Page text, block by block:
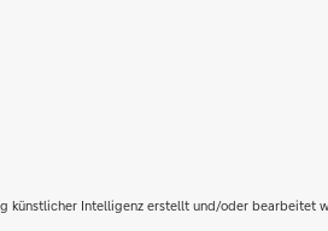
künstlicher Intelligenz erstellt und/oder bearbeitet